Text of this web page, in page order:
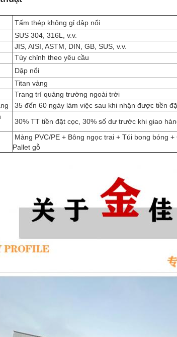
Tấm thép không gỉ dập nổi
SUS 304, 316L, v.v.
JIS, AISI, ASTM, DIN, GB, SUS, v.v.
Tùy chỉnh theo yêu cầu
Dập nổi
Titan vàng
Trang trí quảng trường ngoài trời
35 đến 60 ngày làm việc sau khi nhận được tiền
30% TT tiền đặt cọc, 30% số dư trước khi giao
Màng PVC/PE + Bông ngọc trai + Túi bong bóng
Pallet gỗ